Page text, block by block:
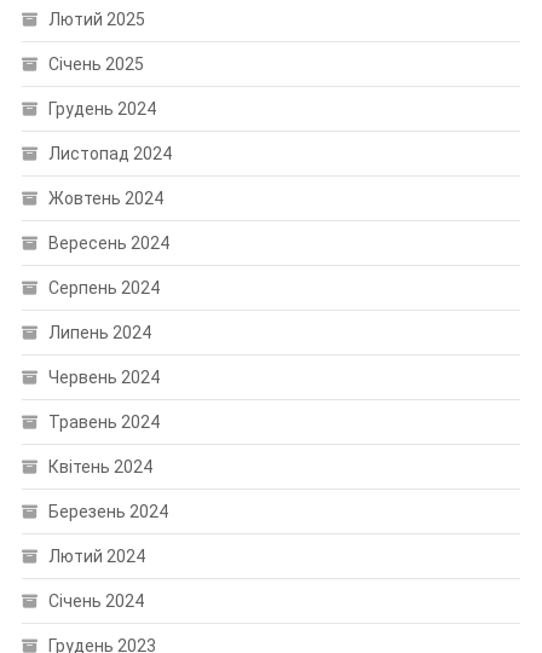
Лютий 2025
Січень 2025
Грудень 2024
Листопад 2024
Жовтень 2024
Вересень 2024
Серпень 2024
Липень 2024
Червень 2024
Травень 2024
Квітень 2024
Березень 2024
Лютий 2024
Січень 2024
Грудень 2023